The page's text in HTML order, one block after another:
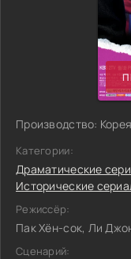
Производство:
Категории:
Драматические
Исторические
Режиссёр:
Пак Хён-сок, Ли
Сценарий: